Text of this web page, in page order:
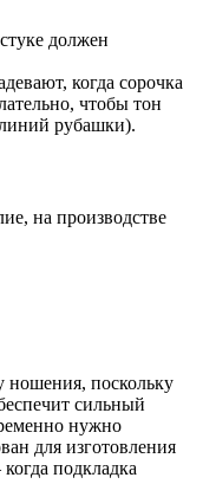
должен
когда сорочка
чтобы тон
линий рубашки).
на производстве
ношения, поскольку
сильный
нужно
для изготовления
подкладка